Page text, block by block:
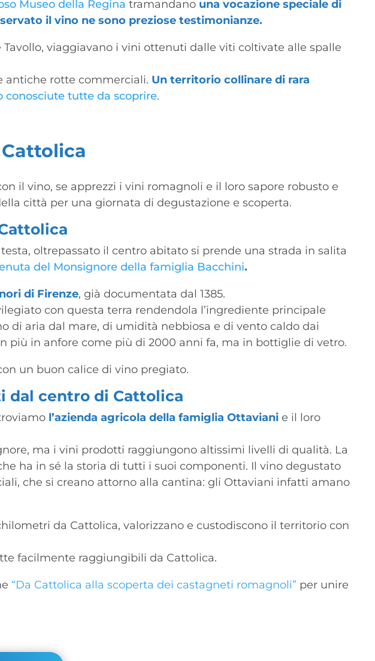
Museo della Regina tramandano una vocazione speciale di
il vino ne sono preziose testimonianze.
viaggiavano i vini ottenuti dalle viti coltivate alle spalle
antiche rotte commerciali. Un territorio collinare di rara
conosciute tutte da scoprire.
il vino, se apprezzi i vini romagnoli e il loro sapore robusto e
città per una giornata di degustazione e scoperta.
oltrepassato il centro abitato si prende una strada in salita
del Monsignore della famiglia Bacchini.
di Firenze, già documentata dal 1385.
con questa terra rendendola l’ingrediente principale
di aria dal mare, di umidità nebbiosa e di vento caldo dai
più in anfore come più di 2000 anni fa, ma in bottiglie di vetro.
un buon calice di vino pregiato.
dal centro di Cattolica
l’azienda agricola della famiglia Ottavianie il loro
ma i vini prodotti raggiungono altissimi livelli di qualità. La
ha in sé la storia di tutti i suoi componenti. Il vino degustato
che si creano attorno alla cantina: gli Ottaviani infatti amano
da Cattolica, valorizzano e custodiscono il territorio con
facilmente raggiungibili da Cattolica.
“Da Cattolica alla scoperta dei castagneti romagnoli” per unire